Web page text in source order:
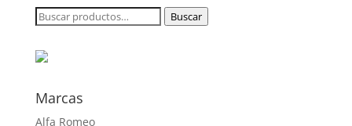
desde
202,00 €
Buscar
Buscar
Marcas
Alfa Romeo